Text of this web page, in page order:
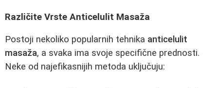
Različite Vrste Anticelulit Masaža
Postoji nekoliko popularnih tehnika anticelulit
masaža, a svaka ima svoje specifične prednosti.
Neke od najefikasnijih metoda uključuju: